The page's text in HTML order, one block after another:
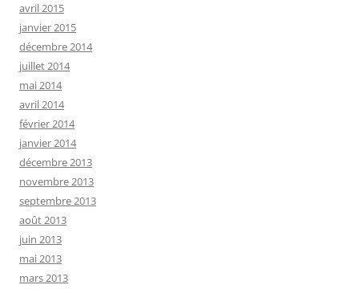
avril 2015
janvier 2015
décembre 2014
juillet 2014
mai 2014
avril 2014
février 2014
janvier 2014
décembre 2013
novembre 2013
septembre 2013
août 2013
juin 2013
mai 2013
mars 2013